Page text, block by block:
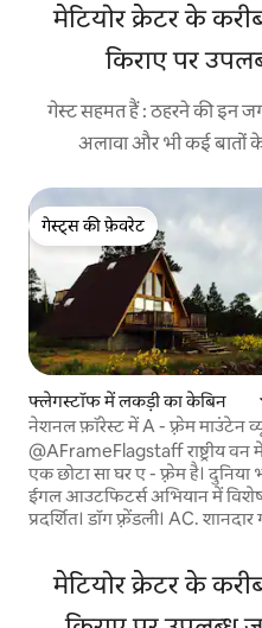
मेटियोर क्रेटर के
किराए पर
गेस्ट सहमत हैं : ठहरने की इन
अलावा और भी कई बातों
गेस्ट्स की फ़ेवरेट
गेस्ट्स की फ़ेवरेट
फ्लेगस्टॉफ में लकड़ी का केबिन
नेशनल फ़ॉरेस्ट में A - फ़्रेम माउंटेन
@AFrameFlagstaff राष्ट्रीय वन
एक छोटा सा घर ए - फ़्रेम है। दुनिया
ईगल आउटफिटर्स अभियान में
प्रदर्शित। डॉग फ़्रेंडली। AC.
नेशनल पार्क, नौ, AZ स्नोबाउल से
पर। उल्कापिंड क्रेटर और सेडोना से
मेटियोर क्रेटर के